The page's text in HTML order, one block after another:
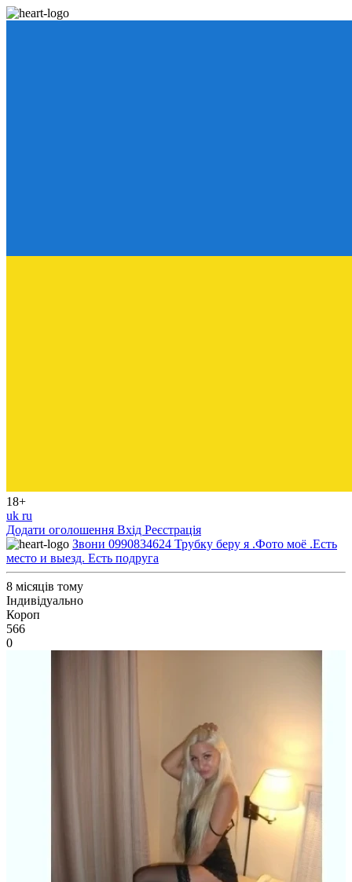
18+
uk ru
Додати оголошення Вхід Реєстрація
Звони 0990834624 Трубку беру я .Фото моё .Есть
место и выезд. Есть подруга
8 місяців тому
Індивідуально
Короп
566
0